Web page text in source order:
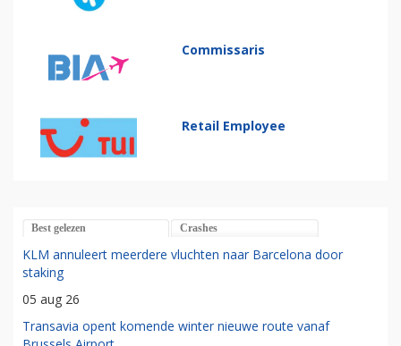
Commissaris
Retail Employee
Best gelezen Crashes
KLM annuleert meerdere vluchten naar Barcelona door
staking
05 aug 26
Transavia opent komende winter nieuwe route vanaf